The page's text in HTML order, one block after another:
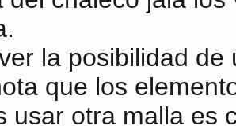
la posibilidad
que los
usar otra malla es